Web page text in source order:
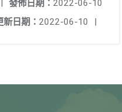
發佈日期： 2022-06-10
|
新日期： 2022-06-10 |